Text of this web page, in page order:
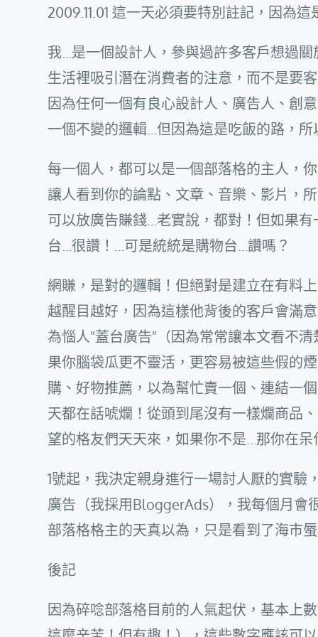
2009.11.01 這一天必須要特別註記，因為
我…是一個設計人，參與過許多客戶想過
生活裡吸引潛在消費者的注意，而不是要
因為任何一個有良心設計人、廣告人、創
一個不變的邏輯…但因為這是吃飯的路，
每一個人，都可以是一個部落格的主人，
讓人看到你的論點、文章、音樂、影片，
可以放廣告賺錢…老實說，都對！但如果
台…很讚！…可是統統是購物台…讚嗎？
網賺，是對的邏輯！但絕對是建立在有料
越醒目越好，因為這樣他背後的客戶會滿
為惱人"蓋台廣告"（因為常常讓本文看不
果你腦袋瓜更不靈活，更容易被這些假的
購、好物推薦，以為幫忙賣一個、連結一
天都在話唬爛！從頭到尾沒有一樣爛商品
望的格友們天天來，如果你不是…那你在呆
1號起，我決定親身進行一場討人厭的實
廣告（我採用BloggerAds），我每個月會
部落格格主的天真以為，只是看到了海市蜃
後記
因為碎唸部落格目前的人氣起伏，基本上